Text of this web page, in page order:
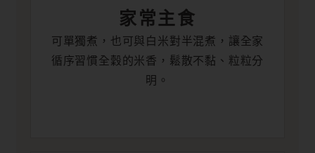
家常主食
可單獨煮，也可與白米對半混煮，讓全家
循序習慣全穀的米香，鬆散不黏、粒粒分
明。